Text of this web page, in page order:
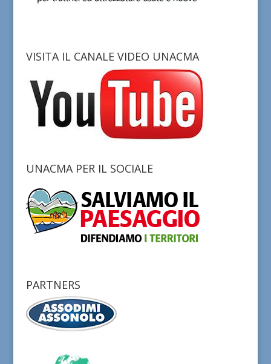
VISITA IL CANALE VIDEO UNACMA
UNACMA PER IL SOCIALE
PARTNERS